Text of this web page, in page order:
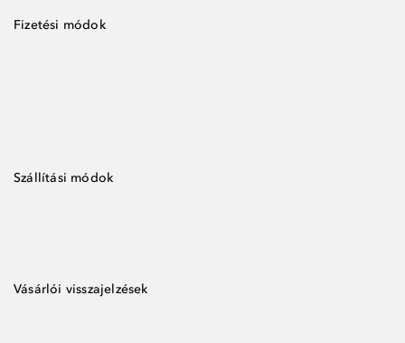
Fizetési módok
Szállítási módok
Vásárlói visszajelzések